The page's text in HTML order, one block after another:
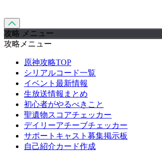
攻略 メニュー
攻略メニュー
原神攻略TOP
シリアルコード一覧
イベント最新情報
生放送情報まとめ
初心者がやるべきこと
聖遺物スコアチェッカー
デイリーアチーブチェッカー
サポートキャスト募集掲示板
自己紹介カード作成